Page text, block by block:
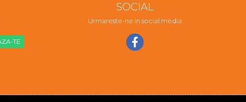
SOCIAL
Urmareste-ne in social media